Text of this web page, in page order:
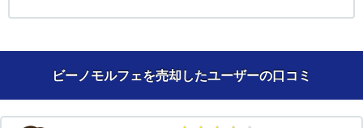
ビーノモルフェを売却したユーザーの口コミ